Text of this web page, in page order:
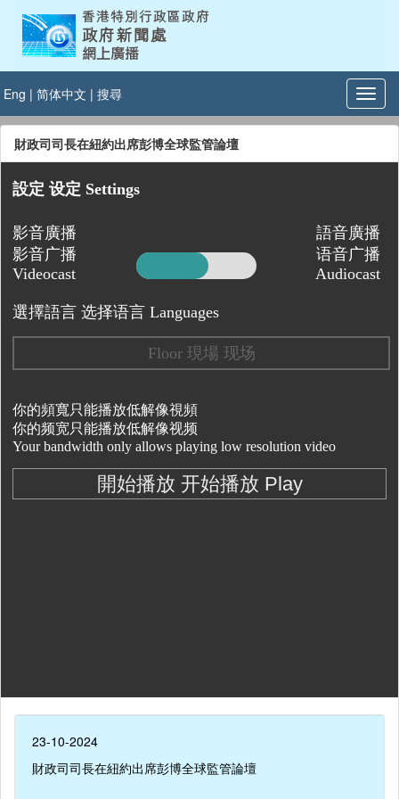
Eng | 简体中文 | 搜尋
財政司司長在紐約出席彭博全球監管論壇
23-10-2024
財政司司長在紐約出席彭博全球監管論壇